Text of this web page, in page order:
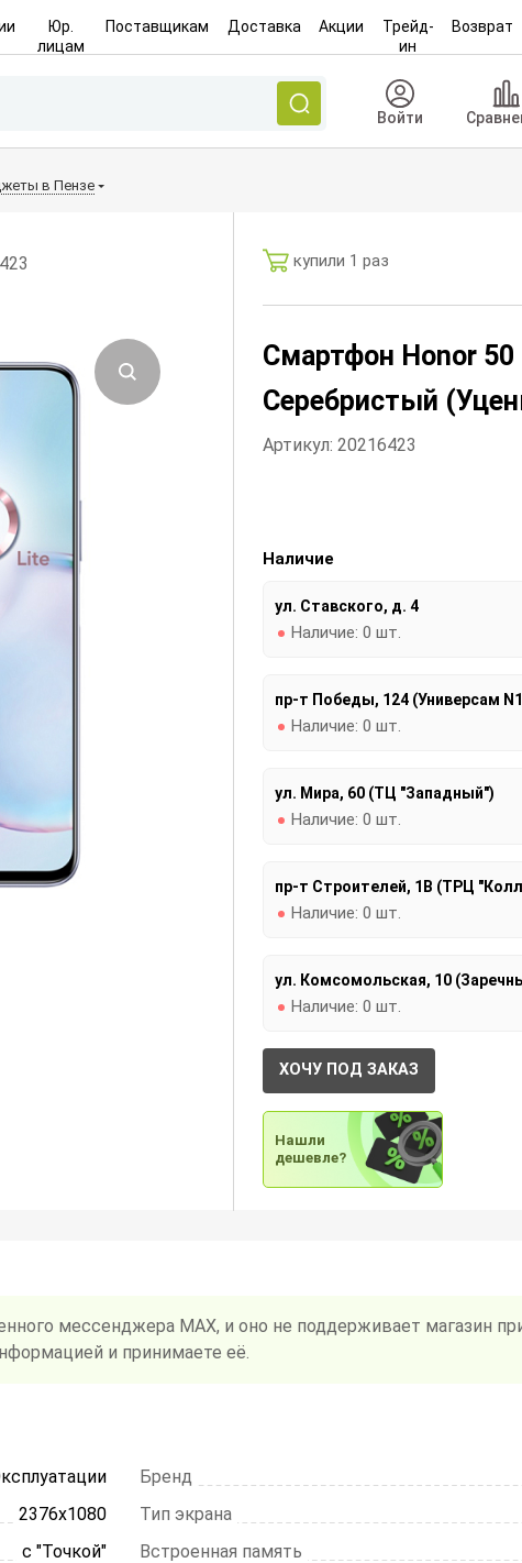
Юр.
лицам
Поставщикам Доставка Акции
Трейд-
ин
Возврат
Войти
в Пензе
купили 1 раз
Смартфон Honor 50
Серебристый
Артикул: 20216423
Наличие
ул. Ставского, д. 4
Наличие: 0 шт.
пр-т Победы, 124 (Универсам
Наличие: 0 шт.
ул. Мира, 60 (ТЦ "Западный")
Наличие: 0 шт.
пр-т Строителей, 1В (ТРЦ
Наличие: 0 шт.
ул. Комсомольская, 10
Наличие: 0 шт.
ХОЧУ ПОД ЗАКАЗ
Нашли
дешевле?
мессенджера MAX, и оно не поддерживает магазин
и принимаете её.
Бренд
2376х1080 Тип экрана
с "Точкой" Встроенная память